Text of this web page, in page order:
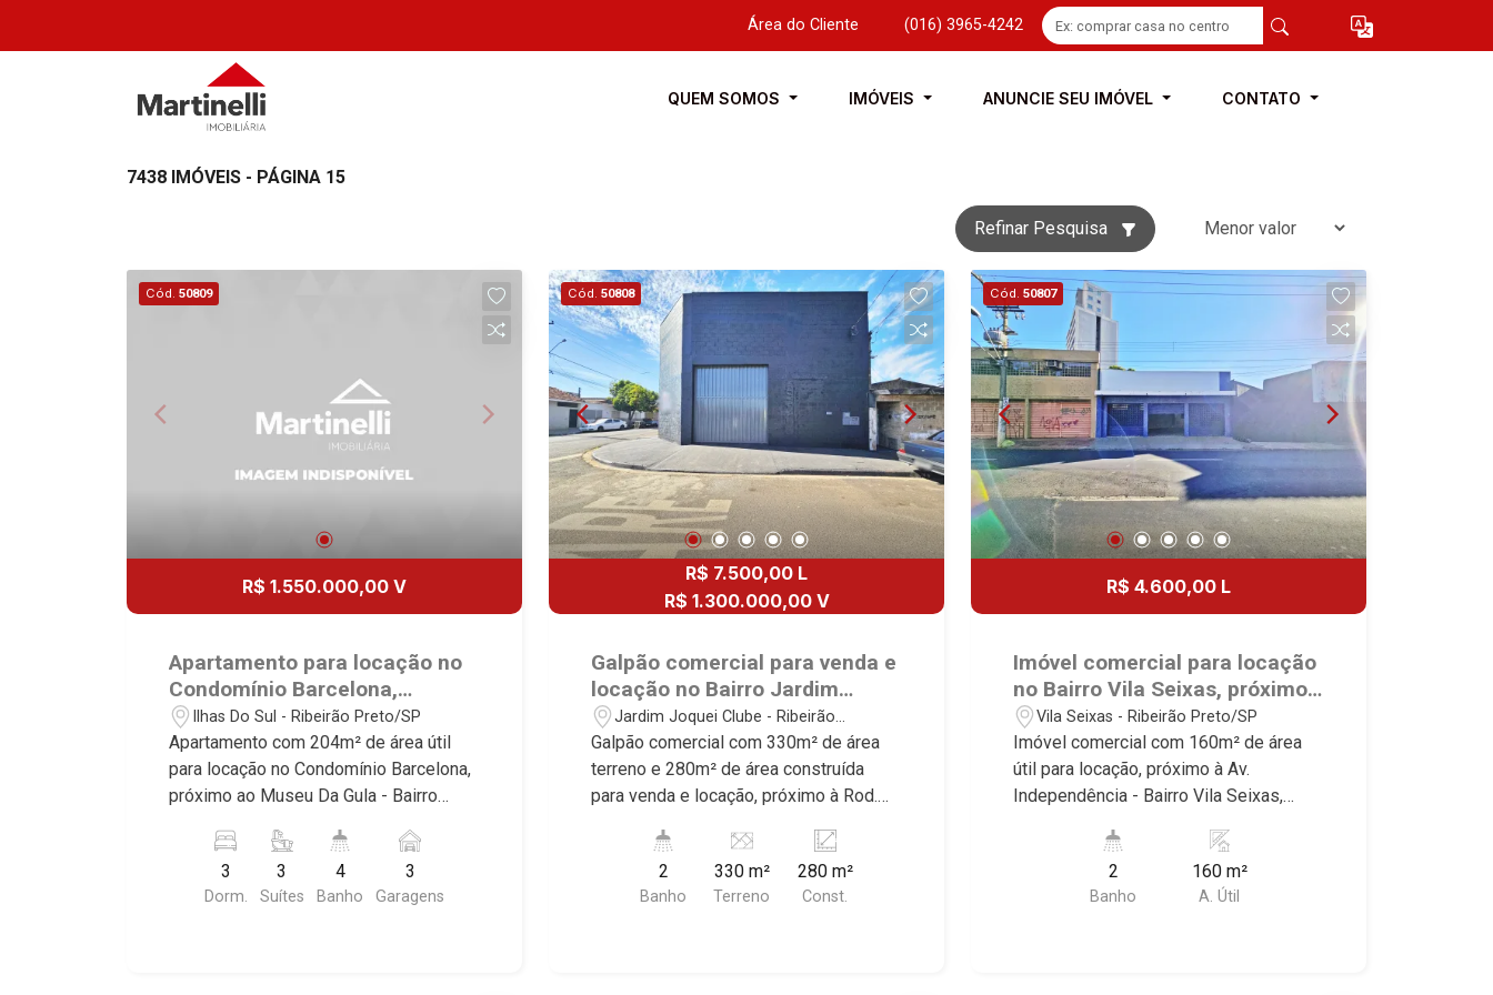
Área do Cliente (016) 3965-4242
QUEM SOMOS IMÓVEIS ANUNCIE SEU IMÓVEL CONTATO
7438 IMÓVEIS - PÁGINA 15
Refinar Pesquisa
Cód. 50809
R$ 1.550.000,00 V
Apartamento para locação no
Condomínio Barcelona,
próximo ao Museu Da Gula -
Ribeirão Preto/SP.
Ilhas Do Sul - Ribeirão Preto/SP
Apartamento com 204m² de área útil
para locação no Condomínio Barcelona,
próximo ao Museu Da Gula - Bairro
Conheça as características deste
imóvel que a Martinelli Imobiliária
selecionou para você: - 204m² de área
3
Dorm.
3
Suítes
4
Banho
3
Garagens
Cód. 50808
R$ 7.500,00 L
R$ 1.300.000,00 V
Galpão comercial para venda e
locação no Bairro Jardim
Jóquei Clube, próximo á Rod.
Anhanguera - Ribeirão
Preto/SP.
Jardim Joquei Clube - Ribeirão
Preto/SP
Galpão comercial com 330m² de área
terreno e 280m² de área construída
para venda e locação, próximo à Rod.
Clube, Ribeirão Preto/SP. Conheça as
características deste imóvel que a
Martinelli Imobiliária selecionou para
2
Banho
330 m²
Terreno
280 m²
Const.
Cód. 50807
R$ 4.600,00 L
Imóvel comercial para locação
no Bairro Vila Seixas, próximo
à Av. Independência - Ribeirão
Preto/SP.
Vila Seixas - Ribeirão Preto/SP
Imóvel comercial com 160m² de área
útil para locação, próximo à Av.
Independência - Bairro Vila Seixas,
características deste imóvel que a
Martinelli Imobiliária selecionou para
2
Banho
160 m²
A. Útil